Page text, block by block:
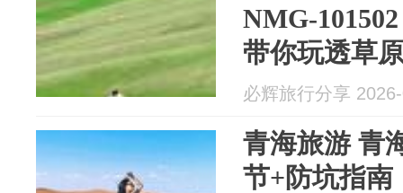
NMG-
带你玩透草
必辉旅行分享
青海旅游 青
节+防坑指南